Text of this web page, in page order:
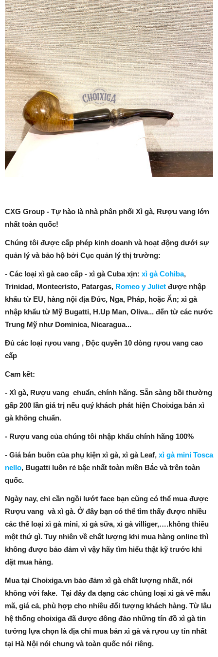
CXG Group - Tự hào là nhà phân phối Xì gà, Rượu vang lớn
nhất toàn quốc!
Chúng tôi được cấp phép kinh doanh và hoạt động dưới sự
quản lý và bảo hộ bởi Cục quản lý thị trường:
- Các loại xì gà cao cấp - xì gà Cuba xịn: xì gà Cohiba,
Trinidad, Montecristo, Patargas, Romeo y Juliet được nhập
khẩu từ EU, hàng nội địa Đức, Nga, Pháp, hoặc Ấn; xì gà
nhập khẩu từ Mỹ Bugatti, H.Up Man, Oliva... đến từ các nước
Trung Mỹ như Dominica, Nicaragua...
Đủ các loại rựou vang , Độc quyền 10 dòng rựou vang cao
cấp
Cam kết:
- Xì gà, Rượu vang chuẩn, chính hãng. Sẵn sàng bồi thường
gấp 200 lần giá trị nếu quý khách phát hiện Choixiga bán xì
gà không chuẩn.
- Rượu vang của chúng tôi nhập khẩu chính hãng 100%
- Giá bán buôn của phụ kiện xì gà, xì gà Leaf, xì gà mini Tosca
nello, Bugatti luôn rẻ bậc nhất toàn miền Bắc và trên toàn
quốc.
Ngày nay, chỉ cần ngồi lướt face bạn cũng có thể mua được
Rượu vang và xì gà. Ở đây bạn có thể tìm thấy được nhiều
các thể loại xì gà mini, xì gà sữa, xì gà villiger,….không thiếu
một thứ gì. Tuy nhiên về chất lượng khi mua hàng online thì
không được bảo đảm vì vậy hãy tìm hiểu thật kỹ trước khi
đặt mua hàng.
Mua tại Choixiga.vn bảo đảm xì gà chất lượng nhất, nói
không với fake. Tại đây đa dạng các chủng loại xì gà về mẫu
mã, giá cả, phù hợp cho nhiều đối tượng khách hàng. Từ lâu
hệ thống choixiga đã được đông đảo những tín đồ xì gà tin
tưởng lựa chọn là địa chỉ mua bán xì gà và rựou uy tín nhất
tại Hà Nội nói chung và toàn quốc nói riêng.